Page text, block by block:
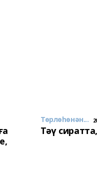
Төрлөһөнән...
Тәү